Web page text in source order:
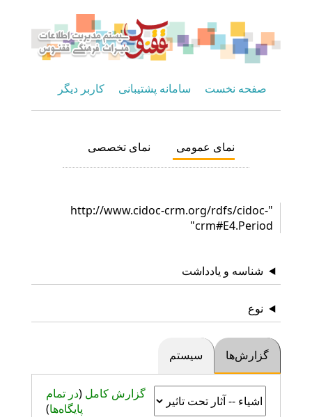
صفحه نخست سامانه پشتیبانی کاربر دیگر
نمای عمومی نمای تخصصی
"http://www.cidoc-crm.org/rdfs/cidoc-
crm#E4.Period"
شناسه و یادداشت
نوع
گزارش‌ها سیستم
گزارش کامل (در تمام
پایگاه‌ها)